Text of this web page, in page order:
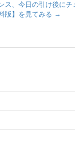
ス、今日の引け後にチ
版】を見てみる →